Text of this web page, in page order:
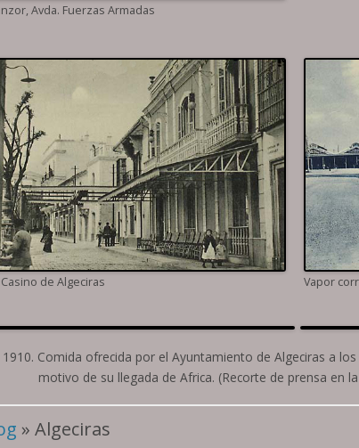
Avda. Fuerzas Armadas
de Algeciras Vapor
1910. Comida ofrecida por el Ayuntamiento de Algeciras a
motivo de su llegada de Africa. (Recorte de prensa en
» Algeciras